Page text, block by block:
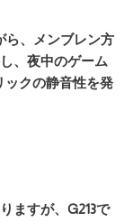
ら、メンブレン方
、夜中のゲーム
ックの静音性を発
ますが、G213で